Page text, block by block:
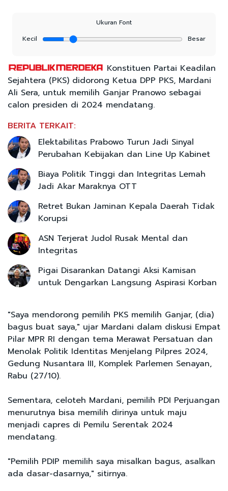
Ukuran Font
Kecil
Besar
Konstituen Partai Keadilan
Sejahtera (PKS) didorong Ketua DPP PKS, Mardani
Ali Sera, untuk memilih Ganjar Pranowo sebagai
calon presiden di 2024 mendatang.
BERITA TERKAIT:
Elektabilitas Prabowo Turun Jadi Sinyal
Perubahan Kebijakan dan Line Up Kabinet
Biaya Politik Tinggi dan Integritas Lemah
Jadi Akar Maraknya OTT
Retret Bukan Jaminan Kepala Daerah Tidak
Korupsi
ASN Terjerat Judol Rusak Mental dan
Integritas
Pigai Disarankan Datangi Aksi Kamisan
untuk Dengarkan Langsung Aspirasi Korban
"Saya mendorong pemilih PKS memilih Ganjar, (dia)
bagus buat saya," ujar Mardani dalam diskusi Empat
Pilar MPR RI dengan tema Merawat Persatuan dan
Menolak Politik Identitas Menjelang Pilpres 2024,
Gedung Nusantara III, Komplek Parlemen Senayan,
Rabu (27/10).
Sementara, celoteh Mardani, pemilih PDI Perjuangan
menurutnya bisa memilih dirinya untuk maju
menjadi capres di Pemilu Serentak 2024
mendatang.
"Pemilih PDIP memilih saya misalkan bagus, asalkan
ada dasar-dasarnya," sitirnya.